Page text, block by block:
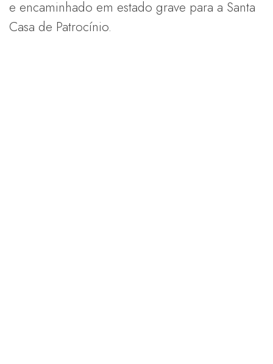
e encaminhado em estado grave para a Santa
Casa de Patrocínio.